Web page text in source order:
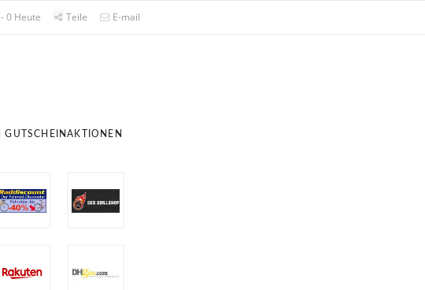
0 Heute Teile E-mail
GUTSCHEINAKTIONEN